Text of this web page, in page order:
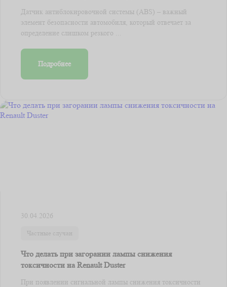
Датчик антиблокировочной системы (ABS) – важный
элемент безопасности автомобиля, который отвечает за
определение слишком резкого ...
Подробнее
30.04.2026
Частные случаи
Что делать при загорании лампы снижения
токсичности на Renault Duster
При появлении сигнальной лампы снижения токсичности